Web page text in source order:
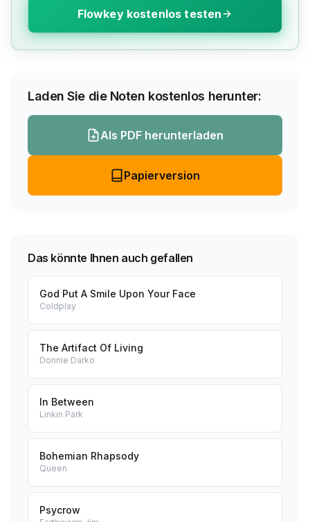
Flowkey kostenlos testen
Laden Sie die Noten kostenlos herunter:
Als PDF herunterladen
Papierversion
Das könnte Ihnen auch gefallen
God Put A Smile Upon Your Face
Coldplay
The Artifact Of Living
Donnie Darko
In Between
Linkin Park
Bohemian Rhapsody
Queen
Psycrow